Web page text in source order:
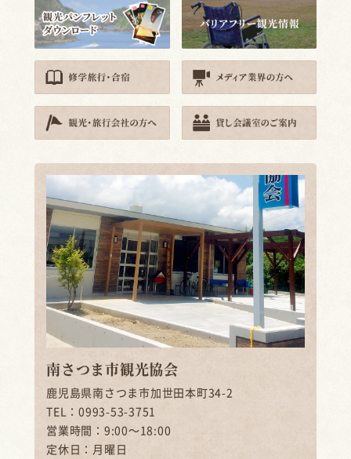
南さつま市観光協会
鹿児島県南さつま市加世田本町34-2
TEL：0993-53-3751
営業時間：9:00～18:00
定休日：月曜日